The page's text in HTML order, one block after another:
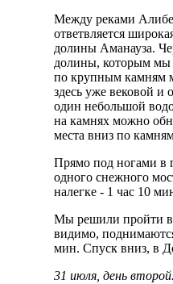
Между реками
ответвляется
долины Аманауза.
долины, которым мы
по крупным камням
здесь уже вековой и
один небольшой
на камнях можно
места вниз по
Прямо под ногами в
одного снежного
налегке - 1 час 10
Мы решили пройти
видимо,
мин. Спуск вниз, в
31 июля, день